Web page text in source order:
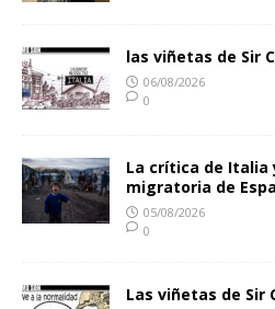
las viñetas de Sir
06/08/2026
0
La crítica de Italia
migratoria de
05/08/2026
0
Las viñetas de Sir